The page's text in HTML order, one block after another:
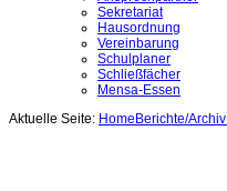
Sekretariat
Hausordnung
Vereinbarung
Schulplaner
Schließfächer
Mensa-Essen
Aktuelle Seite: Home Berichte/Archiv